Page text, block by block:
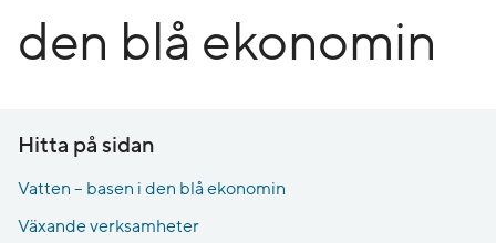
den blå ekonomin
Hitta på sidan
Vatten – basen i den blå ekonomin
Växande verksamheter